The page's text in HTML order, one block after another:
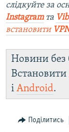
слідкуйте за
Instagramта
встановити VPN
Новини без
Встановити
і Android.
Поділитись